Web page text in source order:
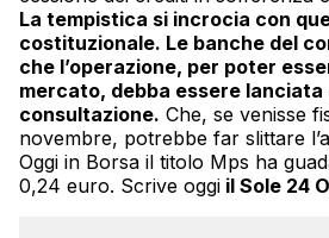
La tempistica si incrocia con
costituzionale. Le banche del
che l’operazione, per poter
mercato, debba essere lanciata
consultazione. Che, se venisse
novembre, potrebbe far slittare
Oggi in Borsa il titolo Mps ha
0,24 euro. Scrive oggi il Sole 24